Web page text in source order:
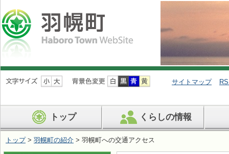
ナ
ビ
ン
を
サイトマップ
トップ くらしの情報
トップ> 羽幌町の紹介 > 羽幌町への交通アクセス